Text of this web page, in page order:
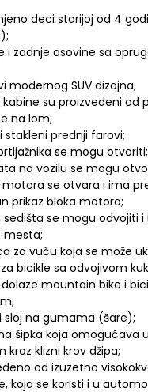
deci starijoj od 4
i zadnje osovine sa
modernog SUV dizajna;
kabine su proizvedeni od
na lom;
stakleni prednji farovi;
se mogu otvoriti;
na vozilu se mogu
motora se otvara i ima
prikaz bloka motora;
sedišta se mogu odvojiti i
mesta;
za vuču koja se može
bicikle sa odvojivom
mountain bike i
sloj na gumama (šare);
šipka koja omogućava
kroz klizni krov džipa;
od izuzetno
koja se koristi i u